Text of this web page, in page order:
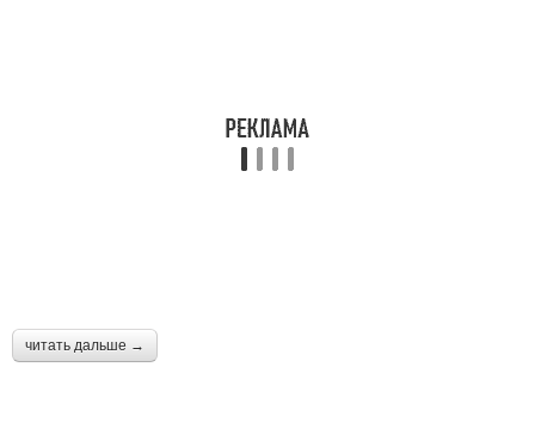
читать дальше →